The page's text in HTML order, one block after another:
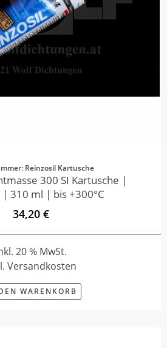
Reinzosil Kartusche
300 SI Kartusche |
| 310 ml | bis +300°C
34,20 €
20 % MwSt.
Versandkosten
WARENKORB